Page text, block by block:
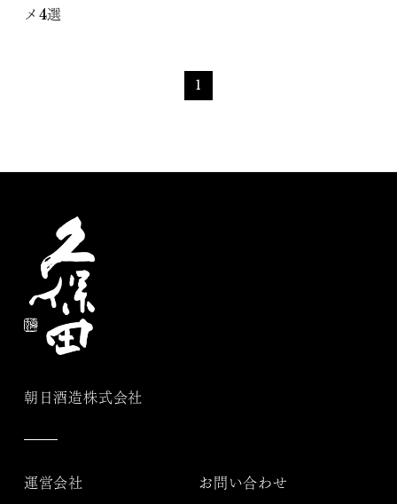
メ4選
1
朝日酒造株式会社
運営会社 お問い合わせ